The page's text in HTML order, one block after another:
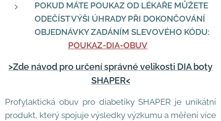
POKUD MÁTE POUKAZ OD LÉKAŘE MŮŽETE
ODEČÍST VÝŠI ÚHRADY PŘI DOKONČOVÁNÍ
OBJEDNÁVKY ZADÁNÍM SLEVOVÉHO KÓDU:
POUKAZ-DIA-OBUV
>Zde návod pro určení správné velikosti DIA boty
SHAPER<
Profylaktická obuv pro diabetiky SHAPER je unikátní
produkt, který spojuje výsledky výzkumu a měření více